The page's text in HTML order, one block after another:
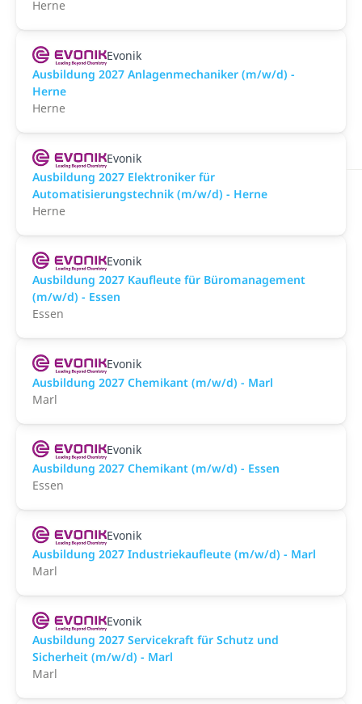
Herne
Evonik
Ausbildung 2027 Anlagenmechaniker (m/w/d) -
Herne
Herne
Evonik
Ausbildung 2027 Elektroniker für
Automatisierungstechnik (m/w/d) - Herne
Herne
Evonik
Ausbildung 2027 Kaufleute für Büromanagement
(m/w/d) - Essen
Essen
Evonik
Ausbildung 2027 Chemikant (m/w/d) - Marl
Marl
Evonik
Ausbildung 2027 Chemikant (m/w/d) - Essen
Essen
Evonik
Ausbildung 2027 Industriekaufleute (m/w/d) - Marl
Marl
Evonik
Ausbildung 2027 Servicekraft für Schutz und
Sicherheit (m/w/d) - Marl
Marl